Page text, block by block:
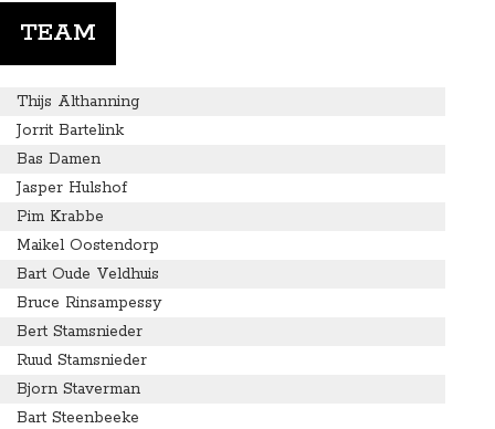
TEAM
Thijs Althanning
Jorrit Bartelink
Bas Damen
Jasper Hulshof
Pim Krabbe
Maikel Oostendorp
Bart Oude Veldhuis
Bruce Rinsampessy
Bert Stamsnieder
Ruud Stamsnieder
Bjorn Staverman
Bart Steenbeeke